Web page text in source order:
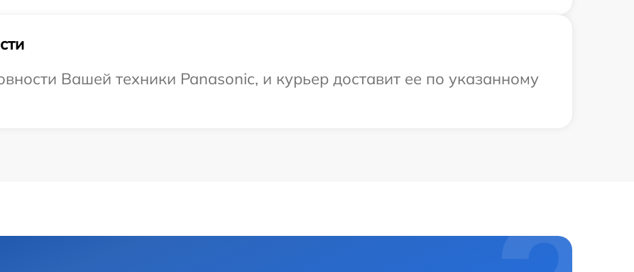
Вашей техники Panasonic, и курьер доставит ее по указанному